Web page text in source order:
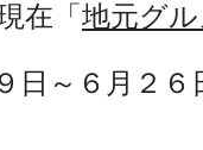
在「 地元グ
日～６月２